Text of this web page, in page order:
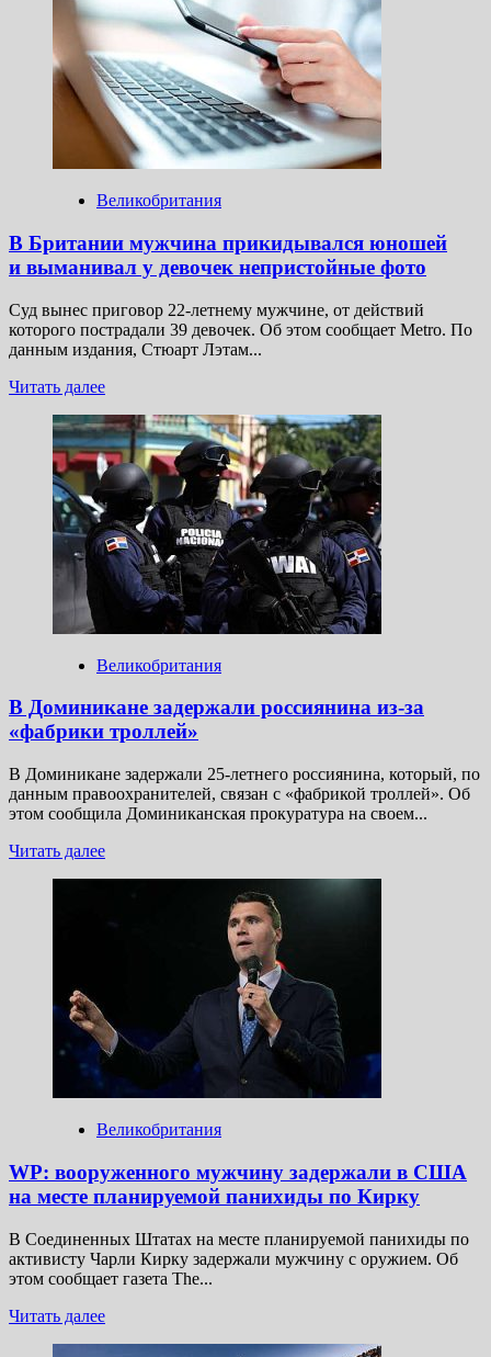
поджег
книги
во французском
центре
из-
за
фальсификации
истории
Великобритания
В Британии мужчина прикидывался юношей
и выманивал у девочек непристойные фото
Суд вынес приговор 22-летнему мужчине, от действий
которого пострадали 39 девочек. Об этом сообщает Metro. По
данным издания, Стюарт Лэтам...
Читать далееПрочитать
о
В Британии
мужчина
прикидывался
юношей
и выманивал
у девочек
непристойные
фото
Великобритания
В Доминикане задержали россиянина из-за
«фабрики троллей»
В Доминикане задержали 25-летнего россиянина, который, по
данным правоохранителей, связан с «фабрикой троллей». Об
этом сообщила Доминиканская прокуратура на своем...
Читать далееПрочитать
задержали
троллей»
Великобритания
WP: вооруженного мужчину задержали в США
на месте планируемой панихиды по Кирку
В Соединенных Штатах на месте планируемой панихиды по
активисту Чарли Кирку задержали мужчину с оружием. Об
этом сообщает газета The...
Читать далееПрочитать